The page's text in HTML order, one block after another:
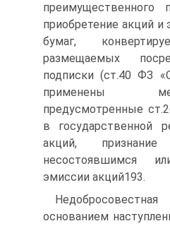
преимущественного
приобретение акций
бумаг,
размещаемых
подписки (ст.40 ФЗ
применены
предусмотренные
в государственной
акций,
несостоявшимся
эмиссии акций193.
основанием